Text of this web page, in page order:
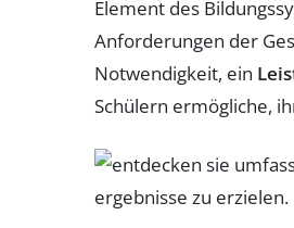
Element des
Anforderungen der
Notwendigkeit, ein
Schülern ermögliche,